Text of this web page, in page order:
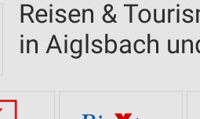
Reisen &
in Aiglsbach